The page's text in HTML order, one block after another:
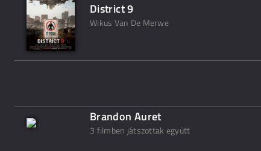
District 9
Wikus Van De Merwe
Brandon Auret
3 filmben játszottak együtt